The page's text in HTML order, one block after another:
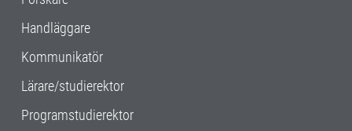
Handläggare
Kommunikatör
Lärare/studierektor
Programstudierektor